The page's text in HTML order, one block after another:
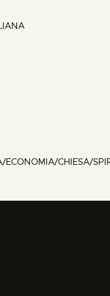
ECONOMIA/CHIESA/